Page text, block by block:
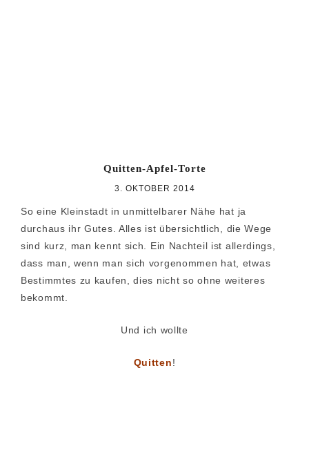
Quitten-Apfel-Torte
3. OKTOBER 2014
So eine Kleinstadt in unmittelbarer Nähe hat ja
durchaus ihr Gutes. Alles ist übersichtlich, die Wege
sind kurz, man kennt sich. Ein Nachteil ist allerdings,
dass man, wenn man sich vorgenommen hat, etwas
Bestimmtes zu kaufen, dies nicht so ohne weiteres
bekommt.
Und ich wollte
Quitten!